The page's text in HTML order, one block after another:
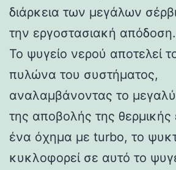
διάρκεια των μεγάλων
την εργοστασιακή απόδοση.
Το ψυγείο νερού αποτελεί
πυλώνα του συστήματος,
αναλαμβάνοντας το
της αποβολής της θερμικής
ένα όχημα με turbo, το
κυκλοφορεί σε αυτό το